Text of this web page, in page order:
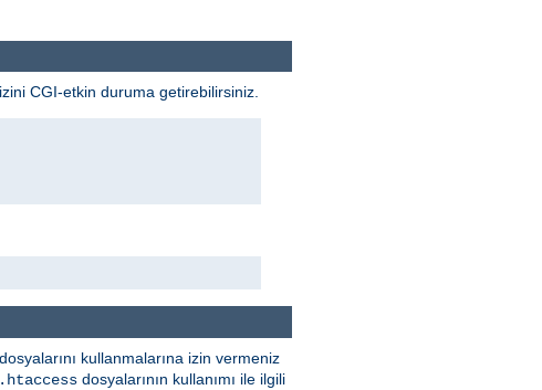
CGI-etkin duruma getirebilirsiniz.
dosyalarını kullanmalarına izin vermeniz
.htaccess dosyalarının kullanımı ile ilgili